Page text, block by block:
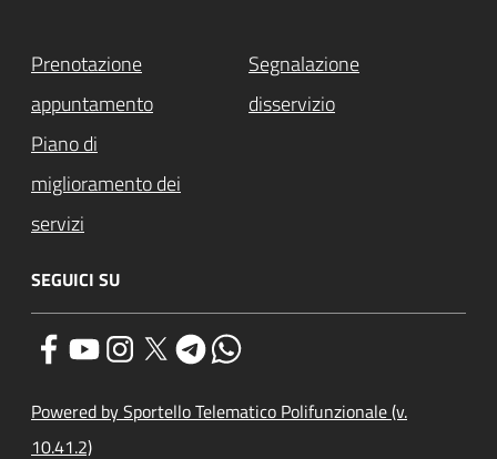
Prenotazione
appuntamento
Segnalazione
disservizio
Piano di
miglioramento dei
servizi
SEGUICI SU
Powered by Sportello Telematico Polifunzionale (v.
10.41.2)